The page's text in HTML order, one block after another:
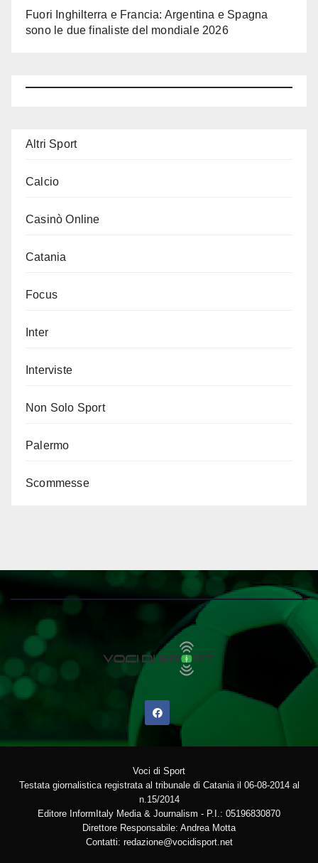
Fuori Inghilterra e Francia: Argentina e Spagna
sono le due finaliste del mondiale 2026
Altri Sport
Calcio
Casinò Online
Catania
Focus
Inter
Interviste
Non Solo Sport
Palermo
Scommesse
Voci di Sport
Testata giornalistica registrata al tribunale di Catania il 06-08-2014 al
n.15/2014
Editore InformItaly Media & Journalism - P.I.: 05196830870
Direttore Responsabile: Andrea Motta
Contatti: redazione@vocidisport.net